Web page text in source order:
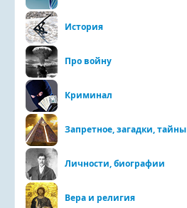
История
Про войну
Криминал
Запретное, загадки, тайны
Личности, биографии
Вера и религия